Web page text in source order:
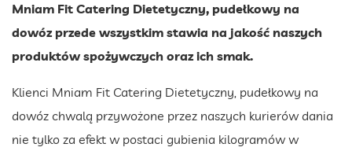
Mniam Fit Catering Dietetyczny, pudełkowy na
dowóz przede wszystkim stawia na jakość naszych
produktów spożywczych oraz ich smak.
Klienci Mniam Fit Catering Dietetyczny, pudełkowy na
dowóz chwalą przywożone przez naszych kurierów dania
nie tylko za efekt w postaci gubienia kilogramów w